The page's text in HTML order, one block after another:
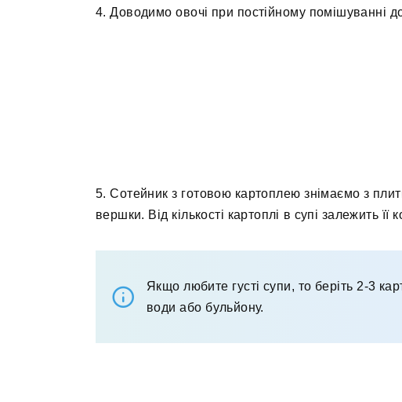
4. Доводимо овочі при постійному помішуванні
5. Сотейник з готовою картоплею знімаємо з
вершки. Від кількості картоплі в супі залежить її
Якщо любите густі супи, то беріть 2-3
води або бульйону.